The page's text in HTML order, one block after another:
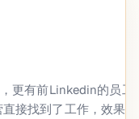
更有前Linkedin的员
接找到了工作，效果